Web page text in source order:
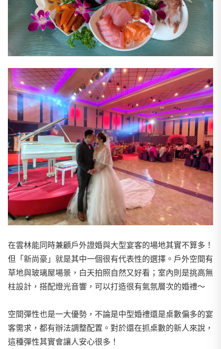
在雲林能同時兼顧戶外證婚與大型宴客的場地其實不算多！
但「新尚豪」就是其中一個很有代表性的選擇。戶外空間有
草地與玻璃屋場景，白天拍照自然又好看；室內則是挑高無
柱設計，搭配燈光音響，可以打造很有氣氛層次的婚禮～
空間彈性也是一大優勢，不論是中型婚禮還是桌數偏多的宴
客需求，都有辦法調整配置。對於還在抓桌數的新人來說，
這種彈性其實會讓人安心很多！